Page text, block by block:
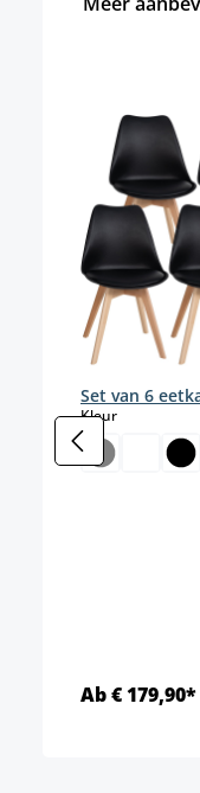
Set van 6
Kleurselect
Ab € 179,90*